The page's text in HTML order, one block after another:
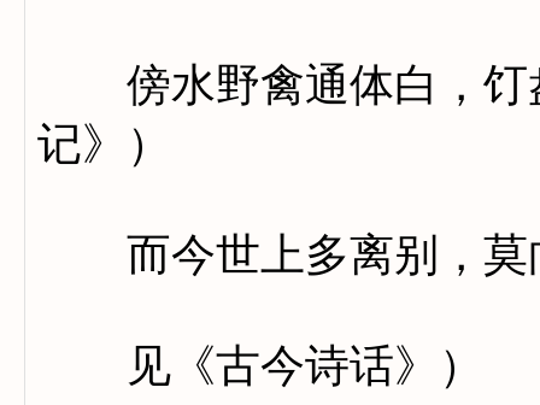
傍水野禽通体白，饤
记》）
而今世上多离别，莫
见《古今诗话》）